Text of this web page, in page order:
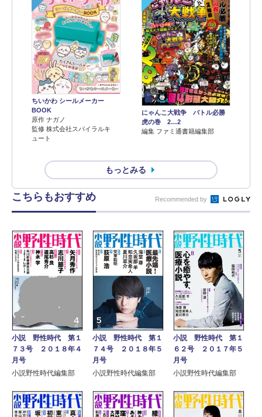
ちいかわ シールメーカー
BOOK
原作 ナガノ
監修 株式会社スパイラルキ
ュート
にゃんこ大戦争 バトル必勝
虎の巻 2…2
編集 ファミ通書籍編集部
もっとみる
こちらもおすすめ Recommended by
小説 野性時代 第１
７３号 ２０１８年４
月号
小説野性時代編集部
小説 野性時代 第１
７４号 ２０１８年５
月号
小説野性時代編集部
小説 野性時代 第１
６２号 ２０１７年５
月号
小説野性時代編集部